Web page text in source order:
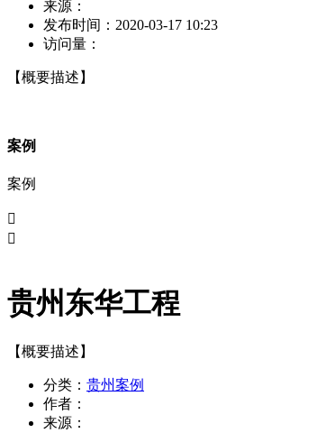
来源：
发布时间： 2020-03-17 10:23
访问量：
【概要描述】
案例
案例


贵州东华工程
【概要描述】
分类： 贵州案例
作者：
来源：